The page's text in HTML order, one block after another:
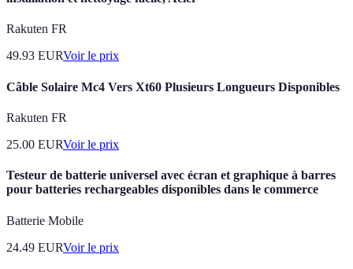
Rakuten FR
49.93 EURVoir le prix
Câble Solaire Mc4 Vers Xt60 Plusieurs Longueurs Disponibles
Rakuten FR
25.00 EURVoir le prix
Testeur de batterie universel avec écran et graphique à barres
pour batteries rechargeables disponibles dans le commerce
Batterie Mobile
24.49 EURVoir le prix